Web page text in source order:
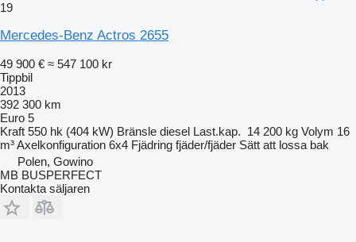
19
Mercedes-Benz Actros 2655
49 900 € ≈ 547 100 kr
Tippbil
2013
392 300 km
Euro 5
Kraft 550 hk (404 kW) Bränsle diesel Last.kap. 14 200 kg Volym 16
m³Axelkonfiguration 6x4 Fjädring fjäder/fjäder Sätt att lossa bak
Polen, Gowino
MB BUSPERFECT
Kontakta säljaren